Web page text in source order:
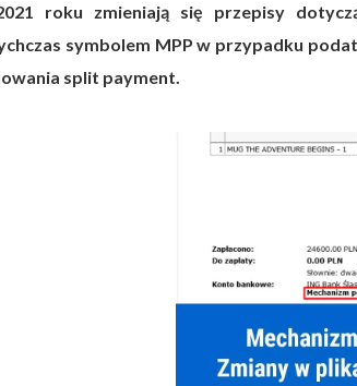
roku zmieniają się przepisy
symbolem MPP w przypadku
split payment.